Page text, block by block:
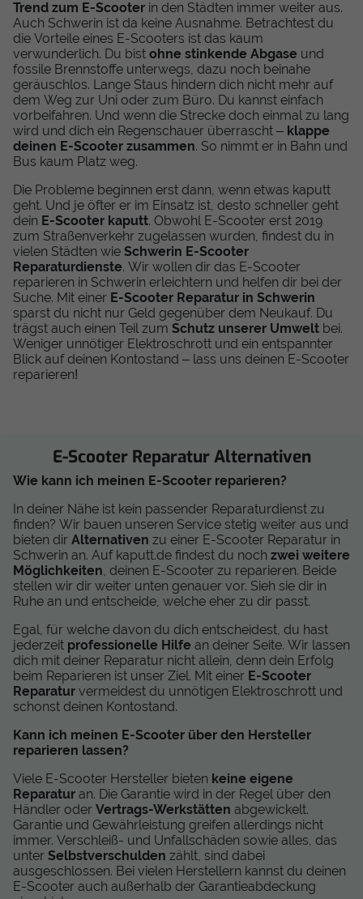
Trend zum E-Scooter in den Städten immer weiter aus.
Auch Schwerin ist da keine Ausnahme. Betrachtest du
die Vorteile eines E-Scooters ist das kaum
verwunderlich. Du bist ohne stinkende Abgase und
fossile Brennstoffe unterwegs, dazu noch beinahe
geräuschlos. Lange Staus hindern dich nicht mehr auf
dem Weg zur Uni oder zum Büro. Du kannst einfach
vorbeifahren. Und wenn die Strecke doch einmal zu lang
wird und dich ein Regenschauer überrascht – klappe
deinen E-Scooter zusammen. So nimmt er in Bahn und
Bus kaum Platz weg.
Die Probleme beginnen erst dann, wenn etwas kaputt
geht. Und je öfter er im Einsatz ist, desto schneller geht
dein E-Scooter kaputt. Obwohl E-Scooter erst 2019
zum Straßenverkehr zugelassen wurden, findest du in
vielen Städten wie Schwerin E-Scooter
Reparaturdienste. Wir wollen dir das E-Scooter
reparieren in Schwerin erleichtern und helfen dir bei der
Suche. Mit einer E-Scooter Reparatur in Schwerin
sparst du nicht nur Geld gegenüber dem Neukauf. Du
trägst auch einen Teil zum Schutz unserer Umwelt bei.
Weniger unnötiger Elektroschrott und ein entspannter
Blick auf deinen Kontostand – lass uns deinen E-Scooter
reparieren!
E-Scooter Reparatur Alternativen
Wie kann ich meinen E-Scooter reparieren?
In deiner Nähe ist kein passender Reparaturdienst zu
finden? Wir bauen unseren Service stetig weiter aus und
bieten dir Alternativen zu einer E-Scooter Reparatur in
Schwerin an. Auf kaputt.de findest du noch zwei weitere
Möglichkeiten , deinen E-Scooter zu reparieren. Beide
stellen wir dir weiter unten genauer vor. Sieh sie dir in
Ruhe an und entscheide, welche eher zu dir passt.
Egal, für welche davon du dich entscheidest, du hast
jederzeit professionelle Hilfe an deiner Seite. Wir lassen
dich mit deiner Reparatur nicht allein, denn dein Erfolg
beim Reparieren ist unser Ziel. Mit einer E-Scooter
Reparatur vermeidest du unnötigen Elektroschrott und
schonst deinen Kontostand.
Kann ich meinen E-Scooter über den Hersteller
reparieren lassen?
Viele E-Scooter Hersteller bieten keine eigene
Reparatur an. Die Garantie wird in der Regel über den
Händler oder Vertrags-Werkstätten abgewickelt.
Garantie und Gewährleistung greifen allerdings nicht
immer. Verschleiß- und Unfallschäden sowie alles, das
unter Selbstverschulden zählt, sind dabei
ausgeschlossen. Bei vielen Herstellern kannst du deinen
E-Scooter auch außerhalb der Garantieabdeckung